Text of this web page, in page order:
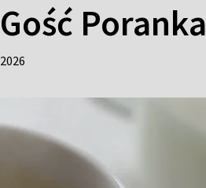
Gość Poranka
2026